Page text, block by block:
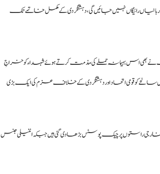
قربانیاں رائیگاں نہیں جائیں گی، دہشتگردی کے مکمل خاتمے تک
اس بہیمانہ حملے کی مذمت کرتے ہوئے شہداء کو خراجِ
کو قومی اتحاد اور دہشتگردی کے خلاف عزم کی ایک بڑی
خارجی راستوں پر چیک پوسٹس بڑھا دی گئی ہیں جبکہ انٹیلی جنس